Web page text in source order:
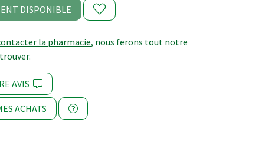
DISPONIBLE
la pharmacie, nous ferons tout notre
AVIS
ACHATS